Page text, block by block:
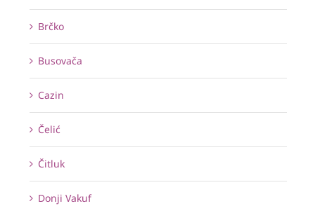
Brčko
Busovača
Cazin
Čelić
Čitluk
Donji Vakuf